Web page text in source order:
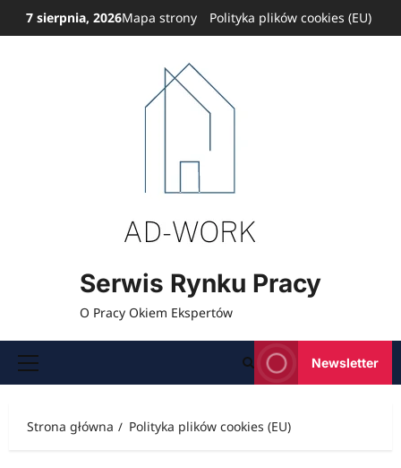
Przejdź7 sierpnia, 2026Mapa strony Polityka plików cookies (EU)
Serwis Rynku Pracy
O Pracy Okiem Ekspertów
Menu
Newsletter
Strona główna Polityka plików cookies (EU)